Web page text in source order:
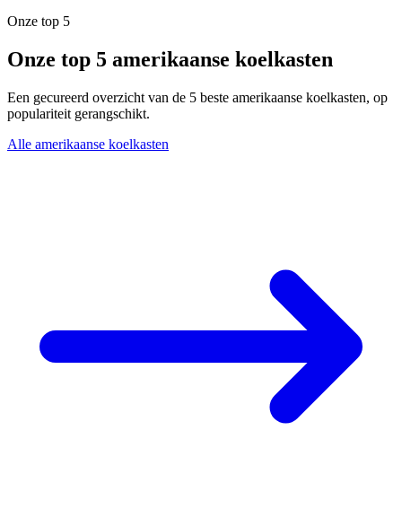
Onze top 5
Onze top 5 amerikaanse koelkasten
Een gecureerd overzicht van de 5 beste amerikaanse koelkasten, op
populariteit gerangschikt.
Alle amerikaanse koelkasten